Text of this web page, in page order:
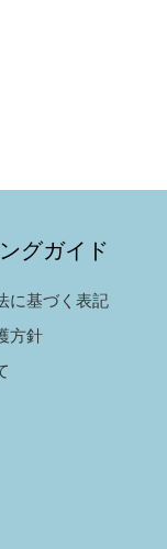
グガイド
に基づく表記
方針